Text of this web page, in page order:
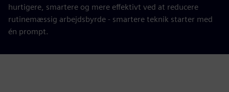
hurtigere, smartere og mere effektivt ved at reducere
rutinemæssig arbejdsbyrde - smartere teknik starter med
én prompt.